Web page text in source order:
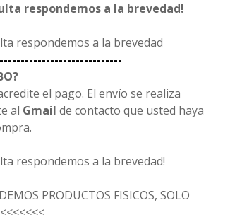
respondemos a la brevedad!
respondemos a la brevedad
el pago. El envío se realiza
al Gmail de contacto que usted haya
respondemos a la brevedad!
PRODUCTOS FISICOS, SOLO